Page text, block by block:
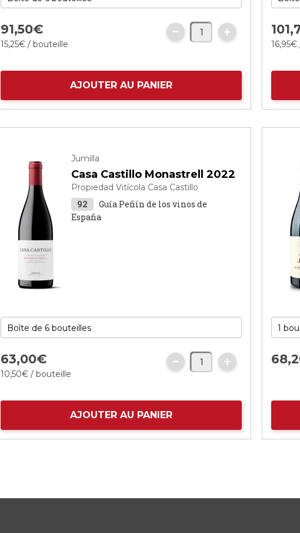
91,50€
15,25€ / bouteille
AJOUTER AU PANIER
101,
16,95€
Jumilla
Casa Castillo Monastrell 2022
Propiedad Vitícola Casa Castillo
92
Guía Peñín de los vinos de
España
63,00€
10,50€ / bouteille
AJOUTER AU PANIER
68,